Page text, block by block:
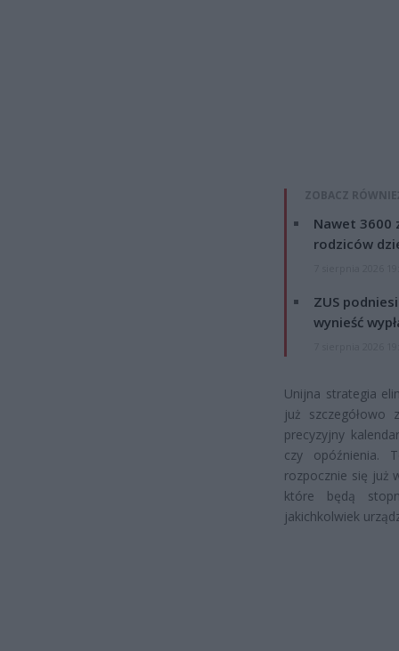
ZOBACZ
Nawet 3600
rodziców
ZUS
wynieść
Unijna strategia
już szczegółowo
precyzyjny
czy opóźnienia.
rozpocznie się już
które będą
jakichkolwiek